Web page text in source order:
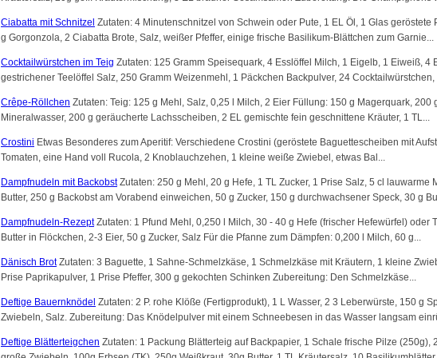
Ciabatta mit Schnitzel Zutaten: 4 Minutenschnitzel von Schwein oder Pute, 1 EL Öl, 1 Glas geröstete
g Gorgonzola, 2 Ciabatta Brote, Salz, weißer Pfeffer, einige frische Basilikum-Blättchen zum Garnie...
Cocktailwürstchen im Teig Zutaten: 125 Gramm Speisequark, 4 Esslöffel Milch, 1 Eigelb, 1 Eiweiß, 4
gestrichener Teelöffel Salz, 250 Gramm Weizenmehl, 1 Päckchen Backpulver, 24 Cocktailwürstchen,
Crêpe-Röllchen Zutaten: Teig: 125 g Mehl, Salz, 0,25 l Milch, 2 Eier Füllung: 150 g Magerquark, 200
Mineralwasser, 200 g geräucherte Lachsscheiben, 2 EL gemischte fein geschnittene Kräuter, 1 TL...
Crostini Etwas Besonderes zum Aperitif: Verschiedene Crostini (geröstete Baguettescheiben mit
Tomaten, eine Hand voll Rucola, 2 Knoblauchzehen, 1 kleine weiße Zwiebel, etwas Bal...
Dampfnudeln mit BackobstZutaten: 250 g Mehl, 20 g Hefe, 1 TL Zucker, 1 Prise Salz, 5 cl lauwarme
Butter, 250 g Backobst am Vorabend einweichen, 50 g Zucker, 150 g durchwachsener Speck, 30 g
Dampfnudeln-RezeptZutaten: 1 Pfund Mehl, 0,250 l Milch, 30 - 40 g Hefe (frischer Hefewürfel) oder
Butter in Flöckchen, 2-3 Eier, 50 g Zucker, Salz Für die Pfanne zum Dämpfen: 0,200 l Milch, 60 g...
Dänisch BrotZutaten: 3 Baguette, 1 Sahne-Schmelzkäse, 1 Schmelzkäse mit Kräutern, 1 kleine
Prise Paprikapulver, 1 Prise Pfeffer, 300 g gekochten Schinken Zubereitung: Den Schmelzkäse...
Deftige Bauernknödel Zutaten: 2 P. rohe Klöße (Fertigprodukt), 1 L Wasser, 2 3 Leberwürste, 150 g
Zwiebeln, Salz. Zubereitung: Das Knödelpulver mit einem Schneebesen in das Wasser langsam
Deftige Blätterteigchen Zutaten: 1 Packung Blätterteig auf Backpapier, 1 Schale frische Pilze (250g),